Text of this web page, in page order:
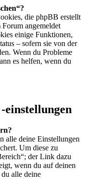
die phpBB erstellt
angemeldet
einige Funktionen,
– sofern sie von der
Wenn du Probleme
es helfen, wenn du
einstellungen
alle deine Einstellungen
Um diese zu
der Link dazu
wenn du auf deinen
alle deine